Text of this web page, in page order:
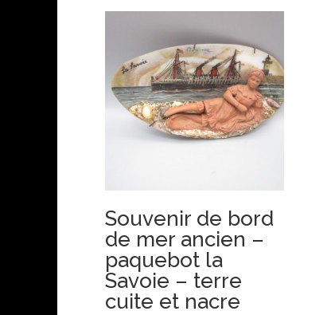
Souvenir de bord
de mer ancien –
paquebot la
Savoie – terre
cuite et nacre